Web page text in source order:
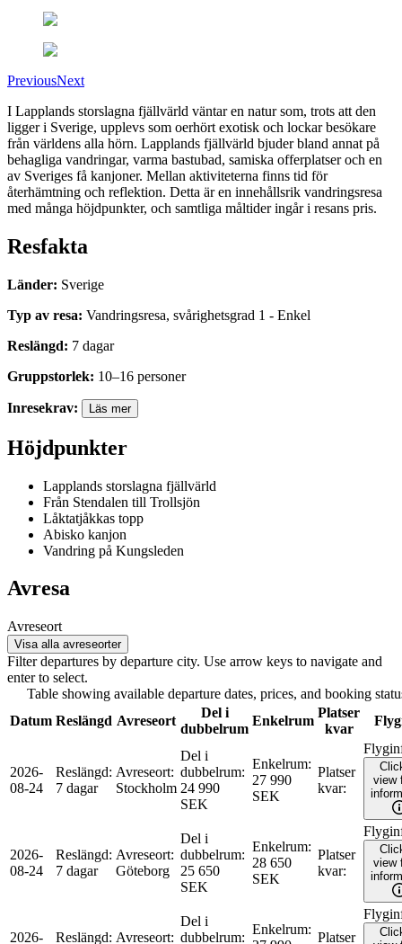
PreviousNext
I Lapplands storslagna fjällvärld väntar en natur som, trots att den
ligger i Sverige, upplevs som oerhört exotisk och lockar besökare
från världens alla hörn. Lapplands fjällvärld bjuder bland annat på
behagliga vandringar, varma bastubad, samiska offerplatser och en
av Sveriges få kanjoner. Mellan aktiviteterna finns tid för
återhämtning och reflektion. Detta är en innehållsrik vandringsresa
med många höjdpunkter, och samtliga måltider ingår i resans pris.
Resfakta
Länder: Sverige
Typ av resa: Vandringsresa, svårighetsgrad 1 - Enkel
Reslängd: 7 dagar
Gruppstorlek: 10–16 personer
Inresekrav: Läs mer
Höjdpunkter
Lapplands storslagna fjällvärld
Från Stendalen till Trollsjön
Låktatjåkkas topp
Abisko kanjon
Vandring på Kungsleden
Avresa
Avreseort
Visa alla avreseorter
Filter departures by departure city. Use arrow keys to navigate and
enter to select.
Table showing available departure dates, prices, and booking
Datum Reslängd Avreseort
Del i
dubbelrum
Enkelrum
Platser
kvar
2026-
08-24
Reslängd:
7 dagar
Avreseort:
Stockholm
Del i
dubbelrum:
24 990
SEK
Enkelrum:
27 990
SEK
Platser
kvar:
view
2026-
08-24
Reslängd:
7 dagar
Avreseort:
Göteborg
Del i
dubbelrum:
25 650
SEK
Enkelrum:
28 650
SEK
Platser
kvar:
view
2026-
Reslängd: Avreseort:
Del i
dubbelrum:
Enkelrum:
Platser